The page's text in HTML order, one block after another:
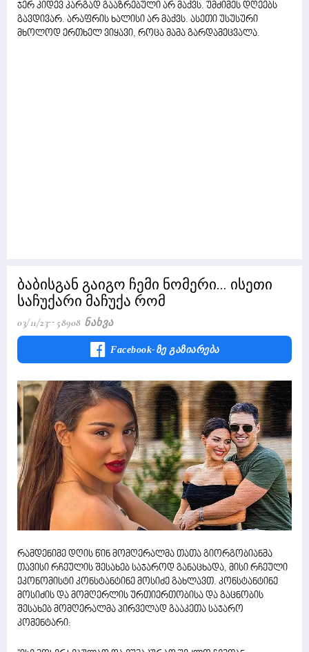
ჯერ კიდევ კარგად გააზრებული არ მაქვს. უმძიმეს დღეებს
გავდივარ. არაფრის ხალისი არ მაქვს. ასეთი უსუსური
მხოლოდ ერთხელ ვიყავი, როცა მამა გარდამეცვალა.
ბაბისგან გაიგო ჩემი ნომერი... ისეთი
საჩუქარი მაჩუქა რომ
03/11/23 58908 Ნახვა
Facebook-Ზე Გაზიარება
რამდენიმე დღის წინ მომღერალმა თათა გიორგობიანმა
თავისი რჩეულის შესახებ საჯაროდ განაცხადა, მისი რჩეული
ეკონომისტი კონსტანტინე მოსიძე გახლავთ. კონსტანტინე
მოსიძის და მომღერლის ურთიერთობისა და გაცნობის
შესახებ მომღერალმა პირველად გააკეთა საჯარო
კომენტარი: